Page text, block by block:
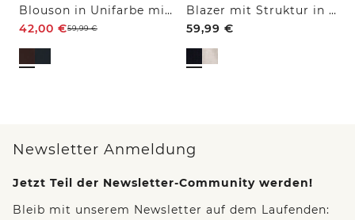
Blouson in Unifarbe mit Zipper
42,00 €59,99€
Blazer mit Struktur in Unifarbe
59,99 €
Newsletter Anmeldung
Jetzt Teil der Newsletter-Community werden!
Bleib mit unserem Newsletter auf dem Laufenden: